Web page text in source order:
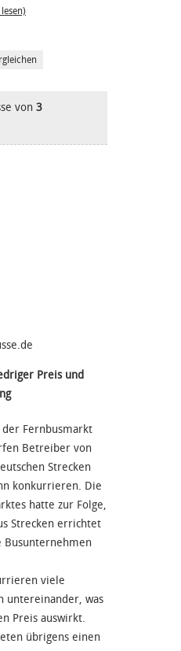
von 3
Preis und
Fernbusmarkt
Betreiber von
Strecken
konkurrieren. Die
hatte zur Folge,
Strecken errichtet
Busunternehmen
viele
untereinander, was
Preis auswirkt.
übrigens einen